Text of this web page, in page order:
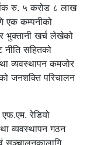
रु. ५ करोड ८ लाख
एक कम्पनीको
भुक्तानी खर्च लेखेको
सहितको
व्यवस्थापन कमजोर
जनशक्ति परिचालन
एफ.एम. रेडियो
व्यवस्थापन गठन
सञ्चालनकालागि